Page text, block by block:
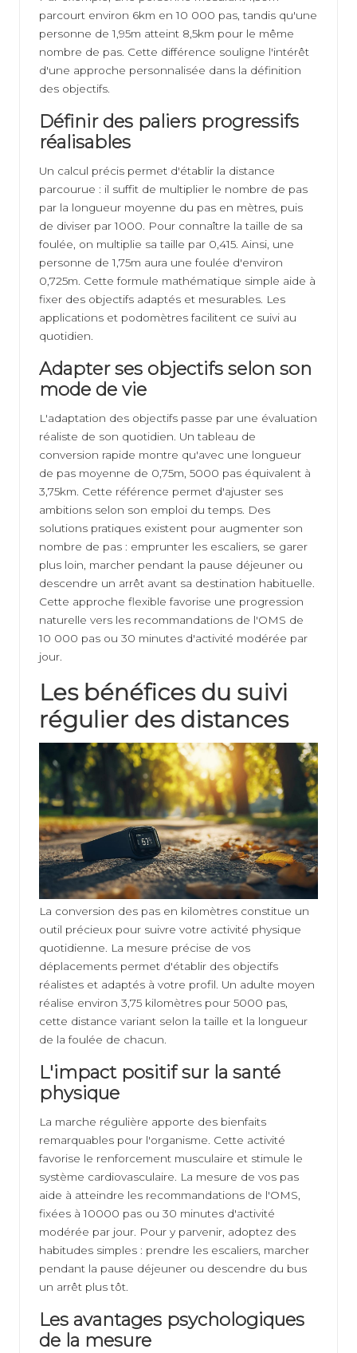
parcourt environ 6km en 10 000 pas, tandis qu'une
personne de 1,95m atteint 8,5km pour le même
nombre de pas. Cette différence souligne l'intérêt
d'une approche personnalisée dans la définition
des objectifs.
Définir des paliers progressifs
réalisables
Un calcul précis permet d'établir la distance
parcourue : il suffit de multiplier le nombre de pas
par la longueur moyenne du pas en mètres, puis
de diviser par 1000. Pour connaître la taille de sa
foulée, on multiplie sa taille par 0,415. Ainsi, une
personne de 1,75m aura une foulée d'environ
0,725m. Cette formule mathématique simple aide à
fixer des objectifs adaptés et mesurables. Les
applications et podomètres facilitent ce suivi au
quotidien.
Adapter ses objectifs selon son
mode de vie
L'adaptation des objectifs passe par une évaluation
réaliste de son quotidien. Un tableau de
conversion rapide montre qu'avec une longueur
de pas moyenne de 0,75m, 5000 pas équivalent à
3,75km. Cette référence permet d'ajuster ses
ambitions selon son emploi du temps. Des
solutions pratiques existent pour augmenter son
nombre de pas : emprunter les escaliers, se garer
plus loin, marcher pendant la pause déjeuner ou
descendre un arrêt avant sa destination habituelle.
Cette approche flexible favorise une progression
naturelle vers les recommandations de l'OMS de
10 000 pas ou 30 minutes d'activité modérée par
jour.
Les bénéfices du suivi
régulier des distances
La conversion des pas en kilomètres constitue un
outil précieux pour suivre votre activité physique
quotidienne. La mesure précise de vos
déplacements permet d'établir des objectifs
réalistes et adaptés à votre profil. Un adulte moyen
réalise environ 3,75 kilomètres pour 5000 pas,
cette distance variant selon la taille et la longueur
de la foulée de chacun.
L'impact positif sur la santé
physique
La marche régulière apporte des bienfaits
remarquables pour l'organisme. Cette activité
favorise le renforcement musculaire et stimule le
système cardiovasculaire. La mesure de vos pas
aide à atteindre les recommandations de l'OMS,
fixées à 10000 pas ou 30 minutes d'activité
modérée par jour. Pour y parvenir, adoptez des
habitudes simples : prendre les escaliers, marcher
pendant la pause déjeuner ou descendre du bus
un arrêt plus tôt.
Les avantages psychologiques
de la mesure